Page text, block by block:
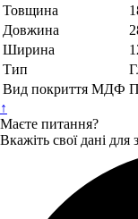
Товщина
Довжина
Ширина
Тип
Вид покриття МДФ
↑
Маєте питання?
Вкажіть свої дані для